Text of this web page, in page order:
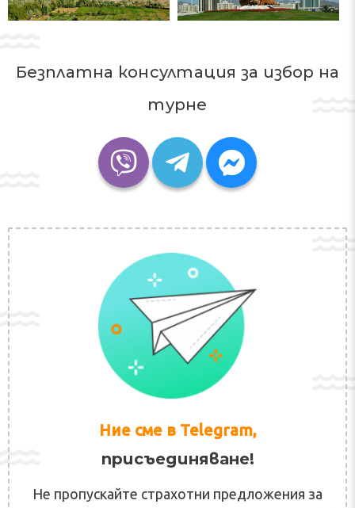
провежда в петък в района Kalba.
Още едно местно развлечение, което
За любителите на активната почивка се
препоръчва разходка в планините Hajar.
Тук са устроени наблюдателни
площадки, от които се откриват
Можете да подобрите здравословното
си състояние при минералния извор Ain
Gomur. Местните води имат
благотворен ефект при лечението на
различни дерматологични заболявания,
както и болести на нервната система и
опорно-двигателния апарат.
Безплатна консултация за избор на
турне
Ние сме в Telegram,
присъединяване!
Не пропускайте страхотни предложения за